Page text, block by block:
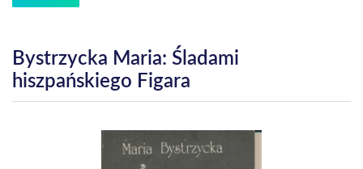
Bystrzycka Maria: Śladami
hiszpańskiego Figara